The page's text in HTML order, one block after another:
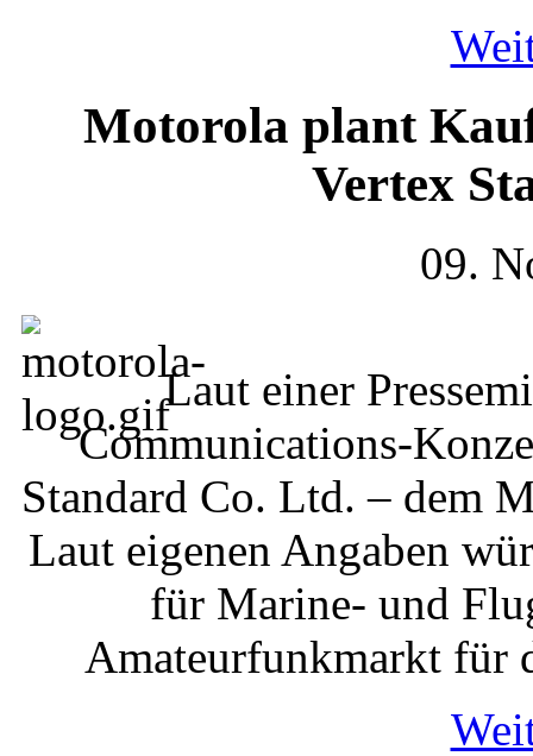
Motorola plant
Vertex
09.
Laut einer
Communications-
Standard Co. Ltd. – dem
Laut eigenen Angaben
für Marine- und
Amateurfunkmarkt für